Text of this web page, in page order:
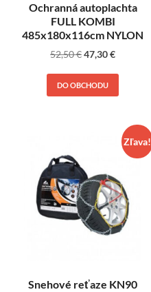
Ochranná autoplachta
FULL KOMBI
485x180x116cm NYLON
52,50€47,30€
DO OBCHODU
Zľava!
Snehové reťaze KN90